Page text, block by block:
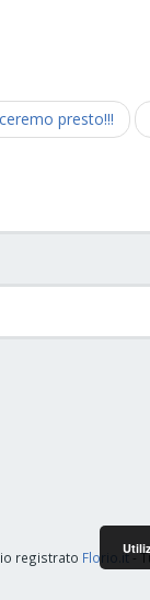
presto!!!
registrato Florio.it-